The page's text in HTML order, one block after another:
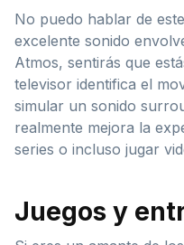
No puedo hablar de
excelente sonido
Atmos, sentirás que
televisor identifica el
simular un sonido
realmente mejora la
series o incluso jugar
Juegos y